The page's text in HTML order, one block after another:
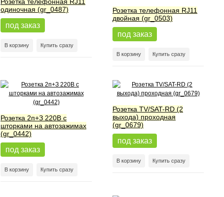
одиночная (gr_0487)
под заказ
В корзину Купить сразу
Розетка телефонная RJ11
двойная (gr_0503)
под заказ
В корзину Купить сразу
Розетка 2п+З 220В с
шторками на автозажимах
(gr_0442)
под заказ
В корзину Купить сразу
Розетка TV/SAT-RD (2
выхода) проходная
(gr_0679)
под заказ
В корзину Купить сразу